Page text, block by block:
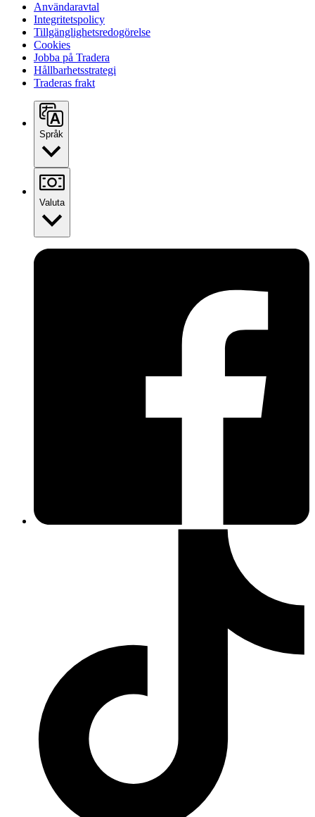
Användaravtal
Integritetspolicy
Tillgänglighetsredogörelse
Cookies
Jobba på Tradera
Hållbarhetsstrategi
Traderas frakt
Språk
Valuta